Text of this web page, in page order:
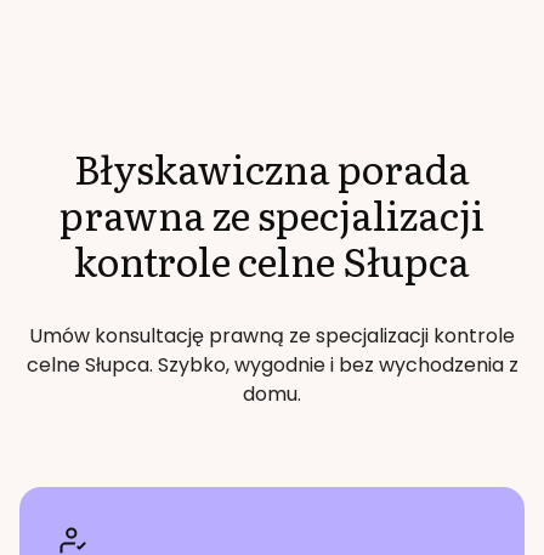
Błyskawiczna porada
prawna ze specjalizacji
kontrole celneSłupca
Umów konsultację prawną ze specjalizacji kontrole
celneSłupca. Szybko, wygodnie i bez wychodzenia z
domu.